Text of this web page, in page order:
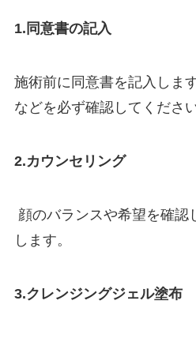
1.同意書の記入
施術前に同意書を記入しま
などを必ず確認してください
2.カウンセリング
顔のバランスや希望を確認
します。
3.クレンジングジェル塗布